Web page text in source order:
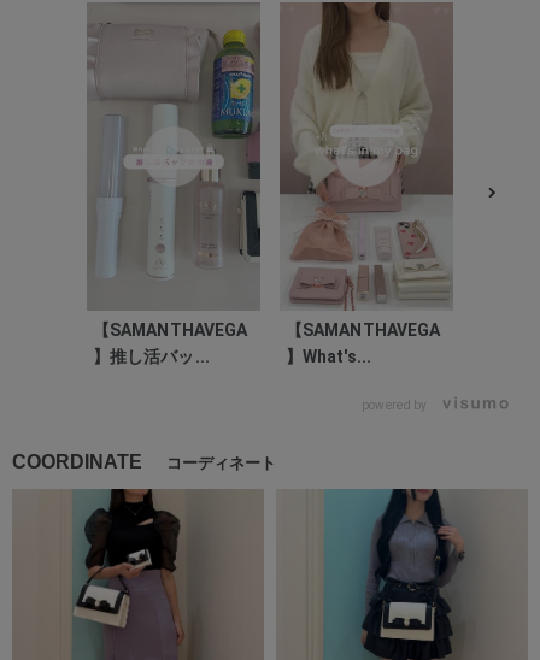
【SAMANTHAVEGA
】推し活バッ...
【SAMANTHAVEGA
】What's...
powered by
COORDINATE コーディネート